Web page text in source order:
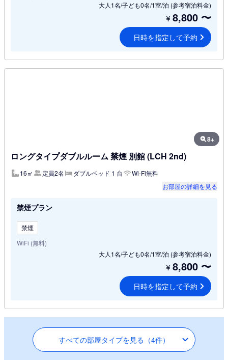
大人1名/子ども0名/1室/泊 (参考宿泊料金)
¥8,800 〜
日時を指定して予約
8+
ロングタイプダブルルーム 禁煙 別館 (LCH 2nd)
16㎡ 定員2名 ダブルベッド 1 台
Wi-Fi無料
お部屋の詳細を見る
禁煙プラン
禁煙
WiFi (無料)
大人1名/子ども0名/1室/泊 (参考宿泊料金)
¥8,800 〜
日時を指定して予約
すべての部屋タイプを見る（4件）